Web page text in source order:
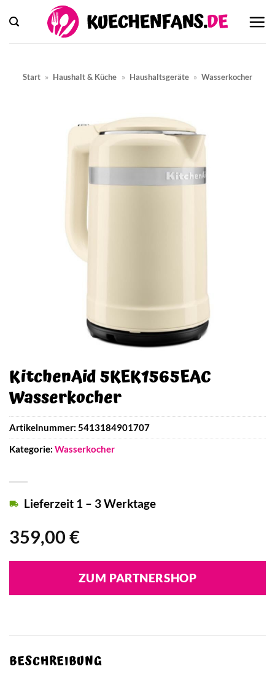
Inhalt
springen
Start » Haushalt & Küche » Haushaltsgeräte » Wasserkocher
KitchenAid 5KEK1565EAC
Wasserkocher
359,00 €
Lieferzeit 1 – 3 Werktage
ZUM PARTNERSHOP
Artikelnummer: 5413184901707
Kategorie: Wasserkocher
BESCHREIBUNG